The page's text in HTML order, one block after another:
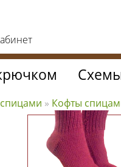
спицами » Кофты